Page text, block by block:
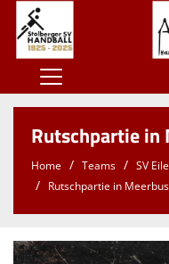
Home
100 Jahre SSV
Der SSV
Herren
Damen
Rutschpartie in
Home Teams SV
Rutschpartie in